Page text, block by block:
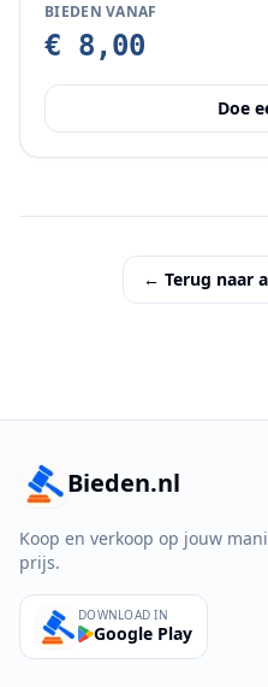
BIEDEN VANAF
€ 8,00
Doe
← Terug naar
Bieden.nl
Koop en verkoop op jouw
prijs.
DOWNLOAD IN
Google Play